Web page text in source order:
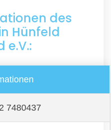
des
Hünfeld
e.V.:
7480437